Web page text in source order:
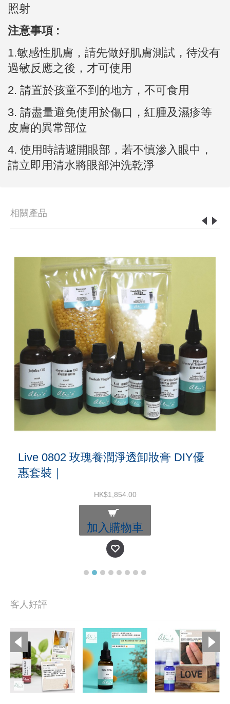
照射
注意事項 :
1.敏感性肌膚，請先做好肌膚測試，待没有
過敏反應之後，才可使用
2. 請置於孩童不到的地方，不可食用
3. 請盡量避免使用於傷口，紅腫及濕疹等
皮膚的異常部位
4. 使用時請避開眼部，若不慎滲入眼中，
請立即用清水將眼部沖洗乾淨
相關產品
Live 0802 玫瑰養潤淨透卸妝膏 DIY優
惠套裝｜
HK$1,854.00
加入購物車
客人好評